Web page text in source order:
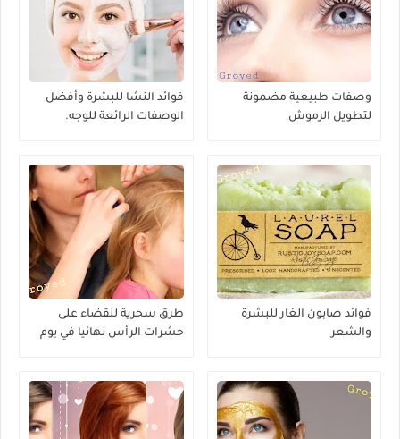
وصفات طبيعية مضمونة
لتطويل الرموش
فوائد النشا للبشرة وأفضل
الوصفات الرائعة للوجه.
فوائد صابون الغار للبشرة
والشعر
طرق سحرية للقضاء على
حشرات الرأس نهائيا في يوم